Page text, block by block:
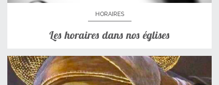
HORAIRES
Les horaires dans nos églises